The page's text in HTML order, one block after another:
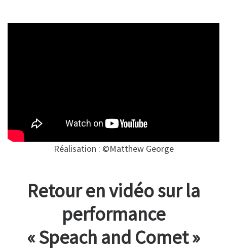
Réalisation : ©Matthew George
Retour en vidéo sur la
performance
« Speach and Comet »